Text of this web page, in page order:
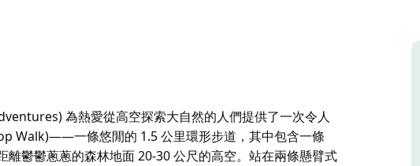
為熱愛從高空探索大自然的人們提供了一次令人
Walk)——一條悠閒的 1.5 公里環形步道，其中包含一條
鬱鬱蔥蔥的森林地面 20-30 公尺的高空。站在兩條懸臂式